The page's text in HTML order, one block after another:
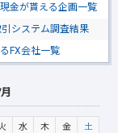
金が貰える企画一覧
システム調査結果
FX会社一覧
水 木 金
土